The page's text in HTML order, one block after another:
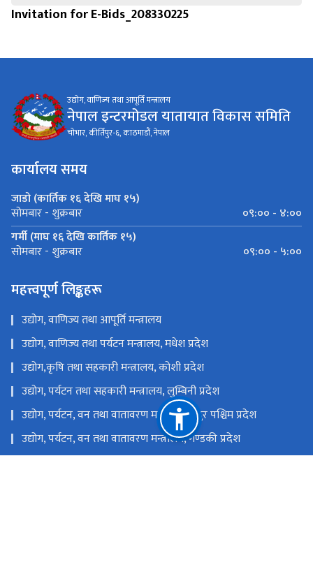
Invitation for E-Bids_208330225
उद्योग, वाणिज्य तथा आपूर्ति मन्त्रालय
नेपाल इन्टरमोडल यातायात विकास समिति
चोभार, कीर्तिपुर-६, काठमाडौं, नेपाल
कार्यालय समय
जाडो (कार्तिक १६ देखि माघ १५)
सोमबार - शुक्रबार
०९:०० - ४:००
गर्मी (माघ १६ देखि कार्तिक १५)
सोमबार - शुक्रबार ०९:०० - ५:००
महत्त्वपूर्ण लिङ्कहरू
उद्योग, वाणिज्य तथा आपूर्ति मन्त्रालय
उद्योग, वाणिज्य तथा पर्यटन मन्त्रालय, मधेश प्रदेश
उद्योग,कृषि तथा सहकारी मन्त्रालय, कोशी प्रदेश
उद्योग, पर्यटन तथा सहकारी मन्त्रालय, लुम्बिनी प्रदेश
उद्योग, पर्यटन, वन तथा वातावरण मन्त्रालय, सुदुर पश्चिम प्रदेश
उद्योग, पर्यटन, वन तथा वातावरण मन्त्रालय, गण्डकी प्रदेश